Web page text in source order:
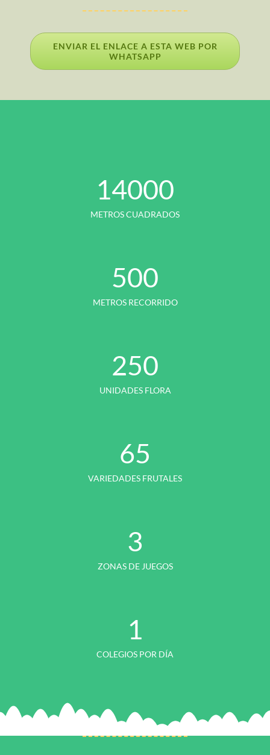
ENVIAR EL ENLACE A ESTA WEB POR
WHATSAPP
14000
METROS CUADRADOS
500
METROS RECORRIDO
250
UNIDADES FLORA
65
VARIEDADES FRUTALES
3
ZONAS DE JUEGOS
1
COLEGIOS POR DÍA